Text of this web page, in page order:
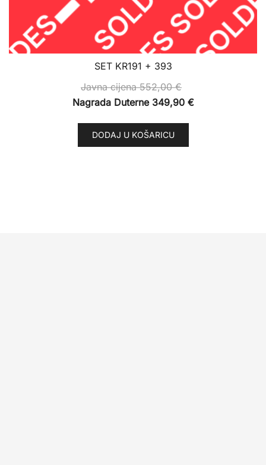
SET KR191 + 393
Javna cijena552,00€
Nagrada Duterne 349,90 €
DODAJ U KOŠARICU